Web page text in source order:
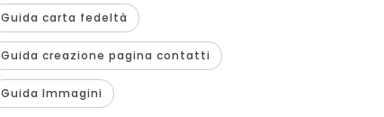
Guida carta fedeltà
Guida creazione pagina contatti
Guida Immagini